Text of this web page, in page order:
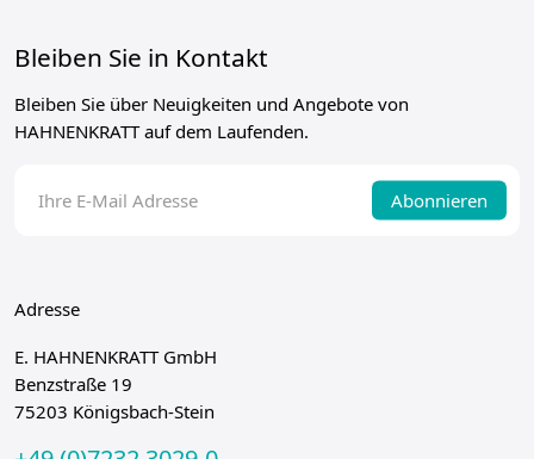
Bleiben Sie in Kontakt
Bleiben Sie über Neuigkeiten und Angebote von
HAHNENKRATT auf dem Laufenden.
Abonnieren
Adresse
E. HAHNENKRATT GmbH
Benzstraße 19
75203 Königsbach-Stein